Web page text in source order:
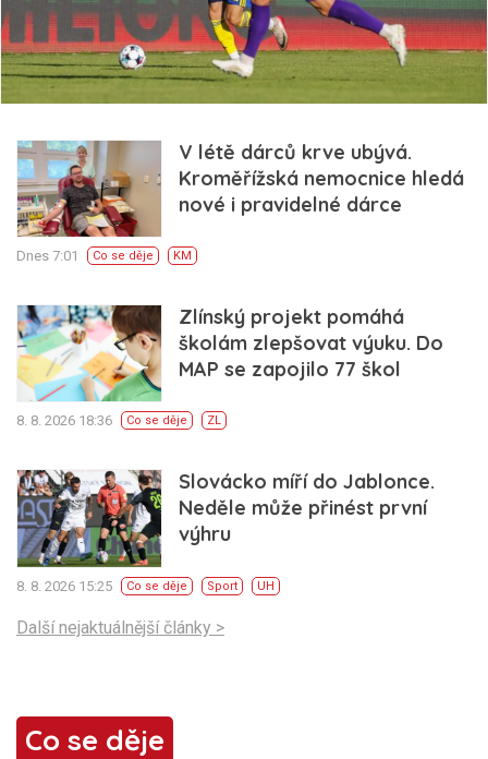
V létě dárců krve ubývá.
Kroměřížská nemocnice hledá
nové i pravidelné dárce
Dnes 7:01 Co se děje KM
Zlínský projekt pomáhá
školám zlepšovat výuku. Do
MAP se zapojilo 77 škol
8. 8. 2026 18:36 Co se děje ZL
Slovácko míří do Jablonce.
Neděle může přinést první
výhru
8. 8. 2026 15:25 Co se děje Sport UH
Další nejaktuálnější články >
Co se děje